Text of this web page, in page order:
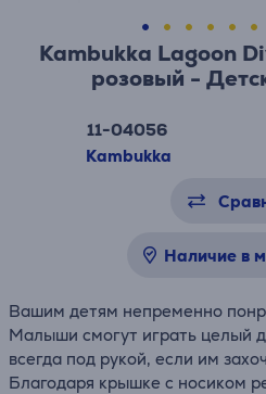
Kambukka Lagoon
розовый -
11-04056
Kambukka
Наличие в
Вашим детям непременно
Малыши смогут играть целый
всегда под рукой, если им
Благодаря крышке с носиком